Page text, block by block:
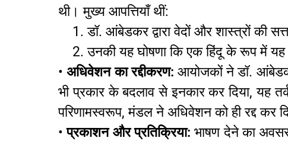
थी। मुख्य आपत्तियाँ थीं:
1.डॉ. आंबेडकर द्वारा वेदों और शास्त्रों की
2.उनकी यह घोषणा कि एक हिंदू के रूप में यह
•अधिवेशन का रद्दीकरण: आयोजकों ने डॉ.
भी प्रकार के बदलाव से इनकार कर दिया, यह
परिणामस्वरूप, मंडल ने अधिवेशन को ही रद्द कर
•प्रकाशन और प्रतिक्रिया: भाषण देने का